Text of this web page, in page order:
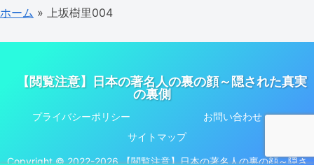
ホーム » 上坂樹里004
【閲覧注意】日本の著名人の裏の顔～隠された真実
の裏側
プライバシーポリシー
お問い合わせ
サイトマップ
Copyright © 2022-2026 【閲覧注意】日本の著名人の裏の顔～隠さ